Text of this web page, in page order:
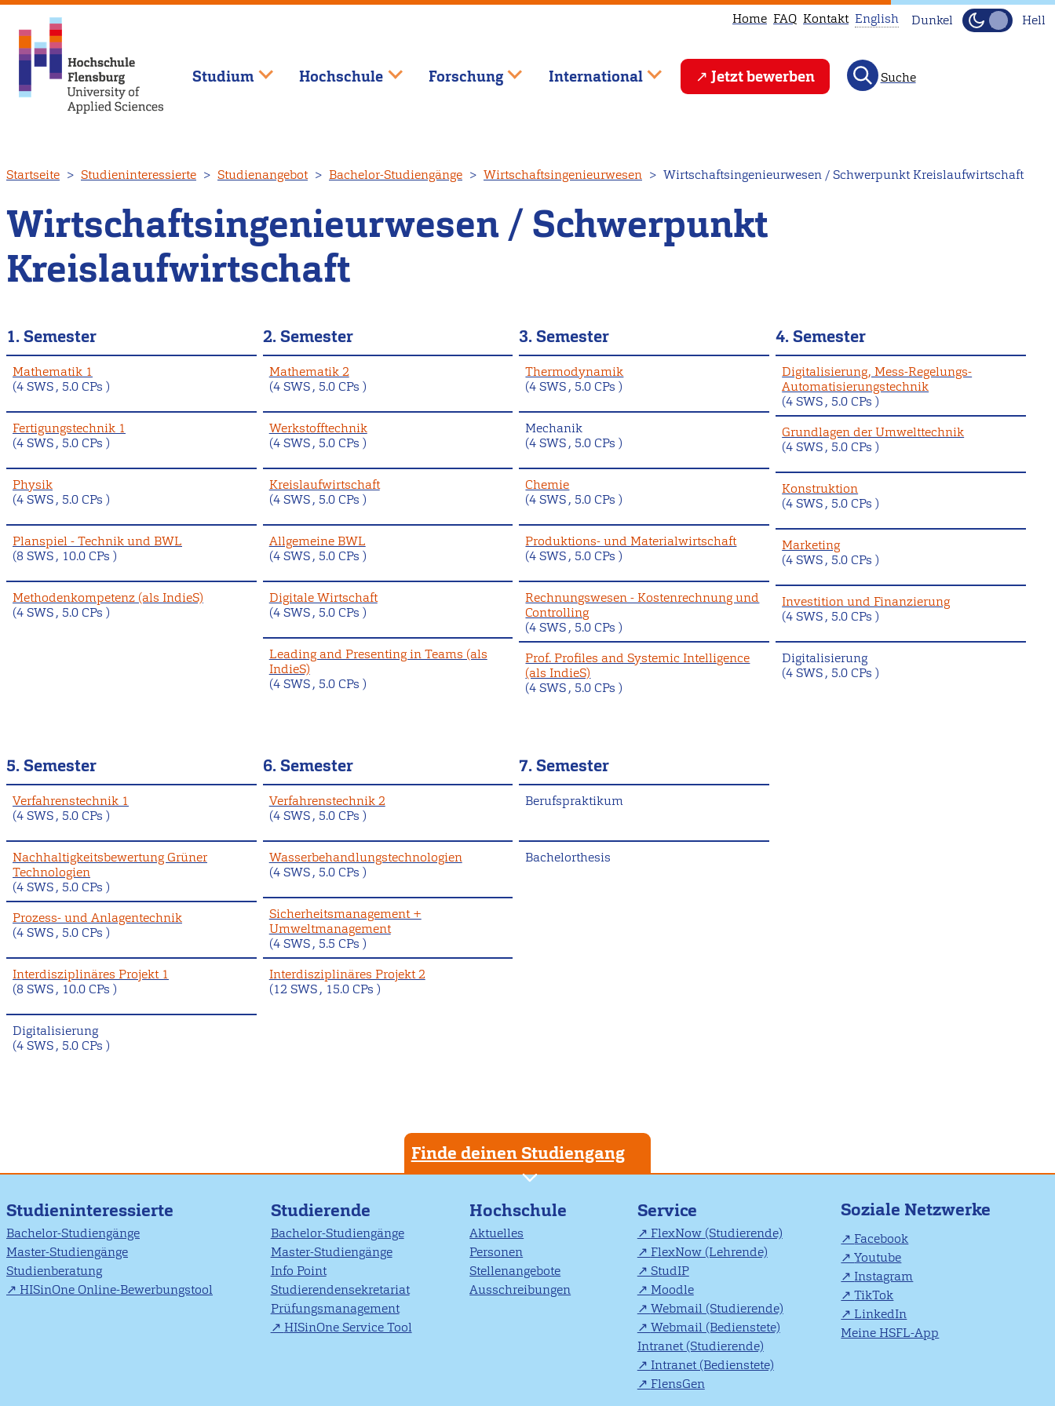
zum
Inhalt
Home FAQ Kontakt
This
page
in
instead.
English Dunkel Hell
Studium Hochschule Forschung International Jetzt bewerben Suche
Startseite Studieninteressierte Studienangebot Bachelor-Studiengänge Wirtschaftsingenieurwesen Wirtschaftsingenieurwesen / Schwerpunkt Kreislaufwirtschaft
Wirtschaftsingenieurwesen / Schwerpunkt
Kreislaufwirtschaft
1. Semester
Mathematik 1
(4 SWS , 5.0 CPs )
Fertigungstechnik 1
(4 SWS , 5.0 CPs )
Physik
(4 SWS , 5.0 CPs )
Planspiel - Technik und BWL
(8 SWS , 10.0 CPs )
Methodenkompetenz (als IndieS)
(4 SWS , 5.0 CPs )
2. Semester
Mathematik 2
(4 SWS , 5.0 CPs )
Werkstofftechnik
(4 SWS , 5.0 CPs )
Kreislaufwirtschaft
(4 SWS , 5.0 CPs )
Allgemeine BWL
(4 SWS , 5.0 CPs )
Digitale Wirtschaft
(4 SWS , 5.0 CPs )
Leading and Presenting in Teams (als
IndieS)
(4 SWS , 5.0 CPs )
3. Semester
Thermodynamik
(4 SWS , 5.0 CPs )
Mechanik
(4 SWS , 5.0 CPs )
Chemie
(4 SWS , 5.0 CPs )
Produktions- und Materialwirtschaft
(4 SWS , 5.0 CPs )
Rechnungswesen - Kostenrechnung und
Controlling
(4 SWS , 5.0 CPs )
Prof. Profiles and Systemic Intelligence
(als IndieS)
(4 SWS , 5.0 CPs )
4. Semester
Digitalisierung, Mess-Regelungs-
Automatisierungstechnik
(4 SWS , 5.0 CPs )
Grundlagen der Umwelttechnik
(4 SWS , 5.0 CPs )
Konstruktion
(4 SWS , 5.0 CPs )
Marketing
(4 SWS , 5.0 CPs )
Investition und Finanzierung
(4 SWS , 5.0 CPs )
Digitalisierung
(4 SWS , 5.0 CPs )
5. Semester
Verfahrenstechnik 1
(4 SWS , 5.0 CPs )
Nachhaltigkeitsbewertung Grüner
Technologien
(4 SWS , 5.0 CPs )
Prozess- und Anlagentechnik
(4 SWS , 5.0 CPs )
Interdisziplinäres Projekt 1
(8 SWS , 10.0 CPs )
Digitalisierung
(4 SWS , 5.0 CPs )
6. Semester
Verfahrenstechnik 2
(4 SWS , 5.0 CPs )
Wasserbehandlungstechnologien
(4 SWS , 5.0 CPs )
Sicherheitsmanagement +
Umweltmanagement
(4 SWS , 5.5 CPs )
Interdisziplinäres Projekt 2
(12 SWS , 15.0 CPs )
7. Semester
Berufspraktikum
Bachelorthesis
Finde deinen Studiengang
Studieninteressierte
Bachelor-Studiengänge
Master-Studiengänge
Studienberatung
HISinOne Online-Bewerbungstool
Studierende
Bachelor-Studiengänge
Master-Studiengänge
Info Point
Studierendensekretariat
Prüfungsmanagement
HISinOne Service Tool
Hochschule
Aktuelles
Personen
Stellenangebote
Ausschreibungen
Service
FlexNow (Studierende)
FlexNow (Lehrende)
StudIP
Moodle
Webmail (Studierende)
Webmail (Bedienstete)
Intranet (Studierende)
Intranet (Bedienstete)
FlensGen
Soziale Netzwerke
Facebook
Youtube
Instagram
TikTok
LinkedIn
Meine HSFL-App